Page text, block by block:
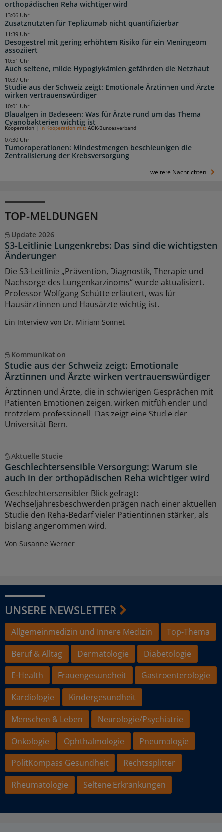
orthopädischen Reha wichtiger wird
Zusatznutzten für Teplizumab nicht quantifizierbar
13:06 Uhr
Desogestrel mit gering erhöhtem Risiko für ein Meningeom
assoziiert
11:39 Uhr
Auch seltene, milde Hypoglykämien gefährden die Netzhaut
10:51 Uhr
Studie aus der Schweiz zeigt: Emotionale Ärztinnen und Ärzte
wirken vertrauenswürdiger
10:37 Uhr
Blaualgen in Badeseen: Was für Ärzte rund um das Thema
Cyanobakterien wichtig ist
10:01 Uhr
Tumoroperationen: Mindestmengen beschleunigen die
Zentralisierung der Krebsversorgung
Kooperation | In Kooperation mit: AOK-Bundesverband
07:30 Uhr
weitere Nachrichten
TOP-MELDUNGEN
Update 2026
S3-Leitlinie Lungenkrebs: Das sind die wichtigsten
Änderungen
Die S3-Leitlinie „Prävention, Diagnostik, Therapie und
Nachsorge des Lungenkarzinoms“ wurde aktualisiert.
Professor Wolfgang Schütte erläutert, was für
Hausärztinnen und Hausärzte wichtig ist.
Ein Interview von Dr. Miriam Sonnet
Kommunikation
Studie aus der Schweiz zeigt: Emotionale
Ärztinnen und Ärzte wirken vertrauenswürdiger
Ärztinnen und Ärzte, die in schwierigen Gesprächen mit
Patienten Emotionen zeigen, wirken mitfühlender und
trotzdem professionell. Das zeigt eine Studie der
Universität Bern.
Aktuelle Studie
Geschlechtersensible Versorgung: Warum sie
auch in der orthopädischen Reha wichtiger wird
Geschlechtersensibler Blick gefragt:
Wechseljahresbeschwerden prägen nach einer aktuellen
Studie den Reha-Bedarf vieler Patientinnen stärker, als
bislang angenommen wird.
Von Susanne Werner
UNSERE NEWSLETTER
Allgemeinmedizin und Innere Medizin
Top-Thema
Beruf & Alltag
Dermatologie
Diabetologie
E-Health
Frauengesundheit
Gastroenterologie
Kardiologie
Kindergesundheit
Menschen & Leben
Neurologie/Psychiatrie
Onkologie
Ophthalmologie
Pneumologie
PolitKompass Gesundheit
Rechtssplitter
Rheumatologie
Seltene Erkrankungen